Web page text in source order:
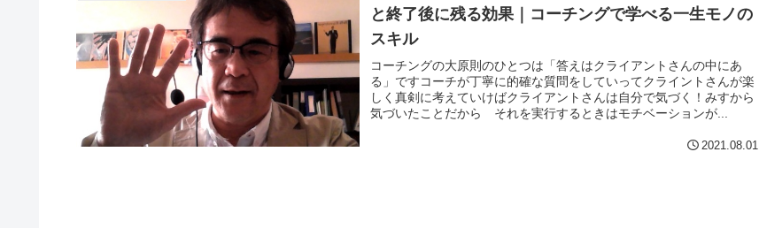
と終了後に残る効果｜コーチングで学べる一生モノの
スキル
コーチングの大原則のひとつは「答えはクライアントさんの中にあ
る」ですコーチが丁寧に的確な質問をしていってクライントさんが楽
しく真剣に考えていけばクライアントさんは自分で気づく！みすから
気づいたことだから それを実行するときはモチベーションが...
2021.08.01